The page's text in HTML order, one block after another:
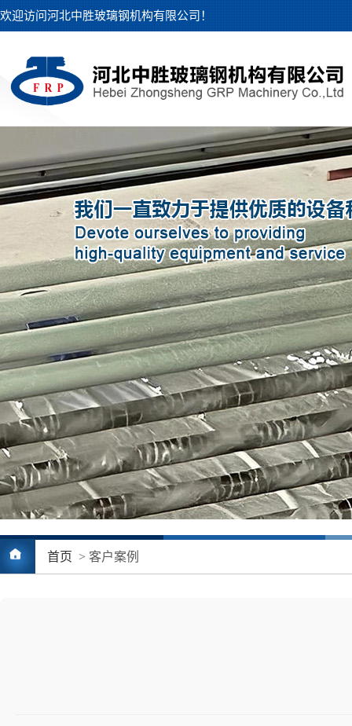
欢迎访问河北中胜玻璃钢机构有限公司！
首页 > 客户案例